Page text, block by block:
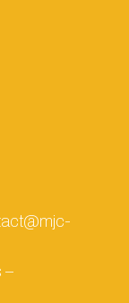
–